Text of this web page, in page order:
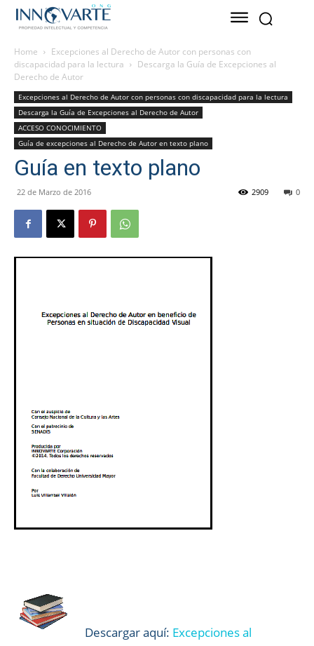
Home
Excepciones al Derecho de Autor con personas con
discapacidad para la lectura
Descarga la Guía de Excepciones al
Derecho de Autor
Excepciones al Derecho de Autor con personas con discapacidad para la lectura
Descarga la Guía de Excepciones al Derecho de Autor
ACCESO CONOCIMIENTO
Guía de excepciones al Derecho de Autor en texto plano
Guía en texto plano
22 de Marzo de 2016 0
2909
Descargar aquí: Excepciones al